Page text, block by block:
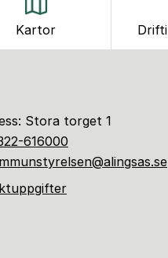
Kartor
Stora torget 1
616000